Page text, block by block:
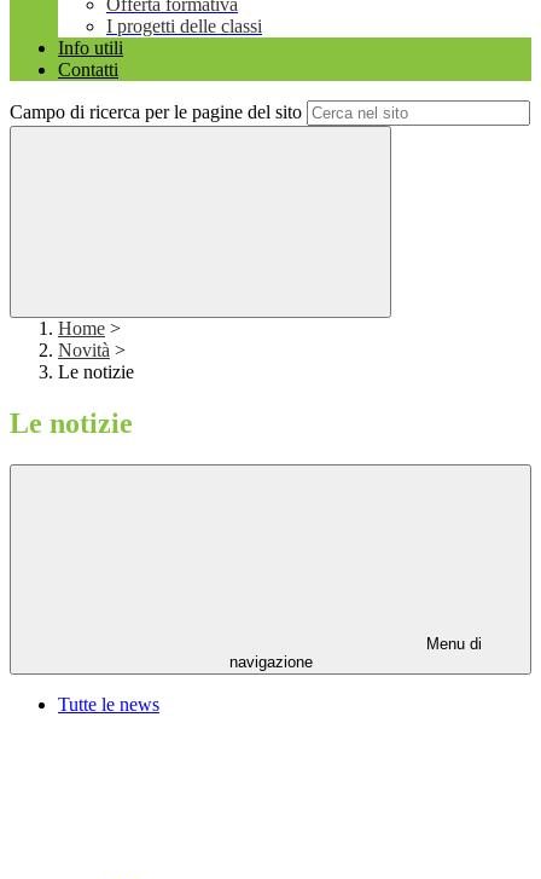
Offerta formativa
I progetti delle classi
Info utili
Contatti
Campo di ricerca per le pagine del sito
Home >
Novità >
Le notizie
Le notizie
Menu di
navigazione
Tutte le news